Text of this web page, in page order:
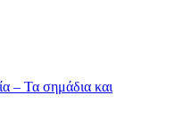
– Τα σημάδια και